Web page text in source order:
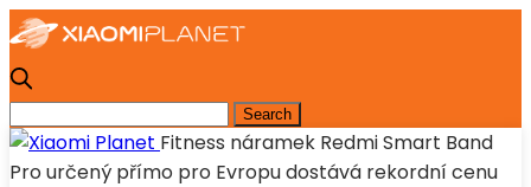
Fitness náramek Redmi Smart Band
Pro určený přímo pro Evropu dostává rekordní cenu